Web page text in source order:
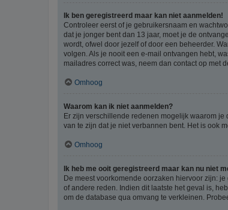
Ik ben geregistreerd maar kan niet aanmelden!
Controleer eerst of je gebruikersnaam en
dat je jonger bent dan 13 jaar, moet je de
wordt, ofwel door jezelf of door een beheerder.
volgen. Als je nooit een e-mail ontvangen hebt,
mailadres correct was, neem dan contact op met
Omhoog
Waarom kan ik niet aanmelden?
Er zijn verschillende redenen mogelijk waarom
van te zijn dat je niet verbannen bent. Het is ook
Omhoog
Ik heb me ooit geregistreerd maar kan nu niet
De meest voorkomende oorzaken hiervoor zijn:
of andere reden. Indien dit laatste het geval is,
om de database qua omvang te verkleinen.